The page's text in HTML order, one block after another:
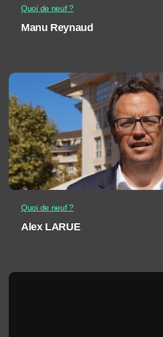
Quoi de neuf ?
Manu Reynaud
Quoi de neuf ?
Alex LARUE